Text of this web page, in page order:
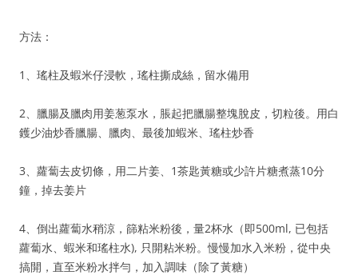
方法：
1、瑤柱及蝦米仔浸軟，瑤柱撕成絲，留水備用
2、臘腸及臘肉用姜葱泵水，脹起把臘腸整塊脫皮，切粒後。用白
鑊少油炒香臘腸、臘肉、最後加蝦米、瑤柱炒香
3、蘿蔔去皮切條，用二片姜、1茶匙黃糖或少許片糖煮蒸10分
鐘，掉去姜片
4、倒出蘿蔔水稍涼，篩粘米粉後，量2杯水（即500ml, 已包括
蘿蔔水、蝦米和瑤柱水), 只開粘米粉。慢慢加水入米粉，從中央
搞開，直至米粉水拌勻，加入調味（除了黃糖）